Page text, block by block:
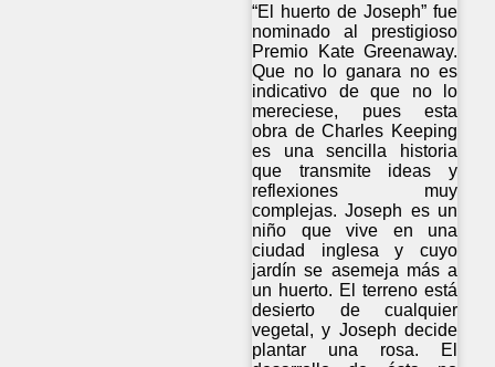
“El huerto de Joseph” fue
nominado al prestigioso
Premio Kate Greenaway.
Que no lo ganara no es
indicativo de que no lo
mereciese, pues esta
obra de Charles Keeping
es una sencilla historia
que transmite ideas y
reflexiones muy
complejas. Joseph es un
niño que vive en una
ciudad inglesa y cuyo
jardín se asemeja más a
un huerto. El terreno está
desierto de cualquier
vegetal, y Joseph decide
plantar una rosa. El